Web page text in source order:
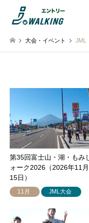
大会・イベント JML
第35回富士山・湖・もみ
ォーク2026（2026年11
15日）
11月 JML大会